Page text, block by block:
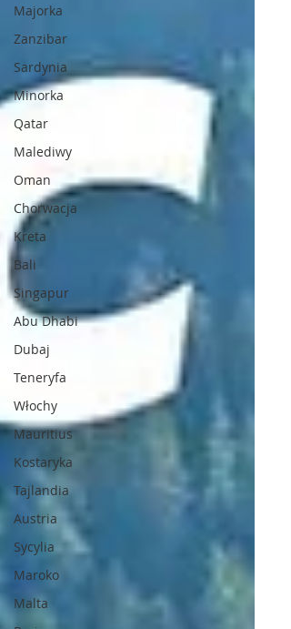
Majorka
Zanzibar
Sardynia
Minorka
Qatar
Malediwy
Oman
Chorwacja
Kreta
Bali
Singapur
Abu Dhabi
Dubaj
Teneryfa
Włochy
Mauritius
Kostaryka
Tajlandia
Austria
Sycylia
Maroko
Malta